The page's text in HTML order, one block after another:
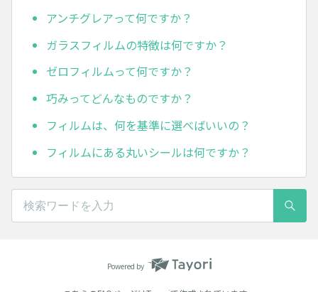
アンチグレアって何ですか？
ガラスフィルムの特徴は何ですか？
ゼロフィルムって何ですか？
巧みってどんなものですか？
フィルムは、何を基準に選べばいいの？
フィルムにある丸いシールは何ですか？
Powered by